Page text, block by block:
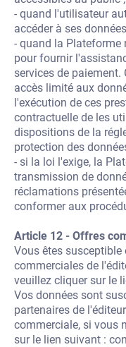
- quand l'utilisateur
accéder à ses
- quand la Plateforme
pour fournir
services de
accès limité aux
l'exécution de ces
contractuelle de les
dispositions de la
protection des
- si la loi l'exige, la
transmission de
réclamations
conformer aux
Article 12 - Offres
Vous êtes
commerciales de
veuillez cliquer sur le
Vos données sont
partenaires de
commerciale, si vous
sur le lien suivant :